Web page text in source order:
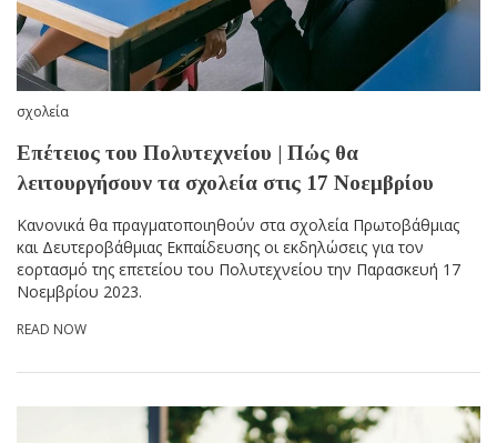
σχολεία
Επέτειος του Πολυτεχνείου | Πώς θα
λειτουργήσουν τα σχολεία στις 17 Νοεμβρίου
Κανονικά θα πραγματοποιηθούν στα σχολεία Πρωτοβάθμιας
και Δευτεροβάθμιας Εκπαίδευσης οι εκδηλώσεις για τον
εορτασμό της επετείου του Πολυτεχνείου την Παρασκευή 17
Νοεμβρίου 2023.
READ NOW